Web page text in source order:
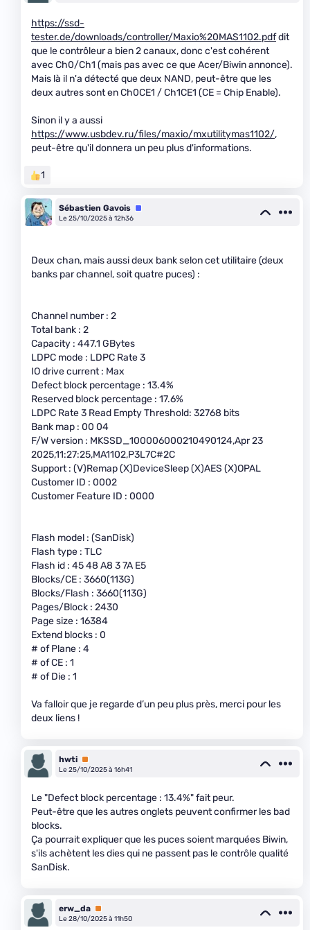
https://ssd-
tester.de/downloads/controller/Maxio%20MAS1102.pdfdit
que le contrôleur a bien 2 canaux, donc c'est cohérent
avec Ch0/Ch1 (mais pas avec ce que Acer/Biwin annonce).
Mais là il n'a détecté que deux NAND, peut-être que les
deux autres sont en Ch0CE1 / Ch1CE1 (CE = Chip Enable).
Sinon il y a aussi
https://www.usbdev.ru/files/maxio/mxutilitymas1102/,
peut-être qu'il donnera un peu plus d'informations.
1
Sébastien Gavois Équipe
Le 25/10/2025 à 12h36
Deux chan, mais aussi deux bank selon cet utilitaire (deux
banks par channel, soit quatre puces) :
Channel number : 2
Total bank : 2
Capacity : 447.1 GBytes
LDPC mode : LDPC Rate 3
IO drive current : Max
Defect block percentage : 13.4%
Reserved block percentage : 17.6%
LDPC Rate 3 Read Empty Threshold: 32768 bits
Bank map : 00 04
F/W version : MKSSD_100006000210490124,Apr 23
2025,11:27:25,MA1102,P3L7C#2C
Support : (V)Remap (X)DeviceSleep (X)AES (X)OPAL
Customer ID : 0002
Customer Feature ID : 0000
Flash model : (SanDisk)
Flash type : TLC
Flash id : 45 48 A8 3 7A E5
Blocks/CE : 3660(113G)
Blocks/Flash : 3660(113G)
Pages/Block : 2430
Page size : 16384
Extend blocks : 0
# of Plane : 4
# of CE : 1
# of Die : 1
Va falloir que je regarde d’un peu plus près, merci pour les
deux liens !
hwti Premium
Le 25/10/2025 à 16h41
Le "Defect block percentage : 13.4%" fait peur.
Peut-être que les autres onglets peuvent confirmer les bad
blocks.
Ça pourrait expliquer que les puces soient marquées Biwin,
s'ils achètent les dies qui ne passent pas le contrôle qualité
SanDisk.
erw_da Premium
Le 28/10/2025 à 11h50